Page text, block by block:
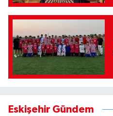
Eskişehir Gündem